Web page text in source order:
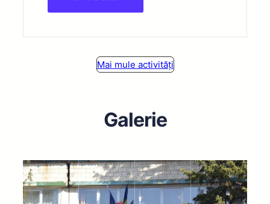
Mai mule activități
Galerie